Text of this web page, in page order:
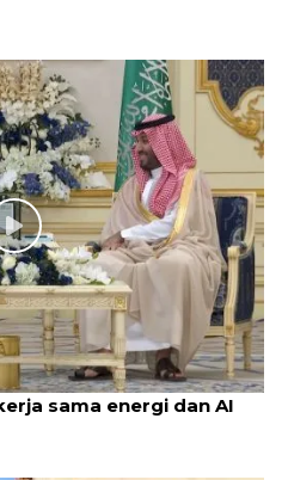
sama energi dan AI